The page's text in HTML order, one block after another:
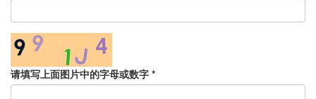
请填写上面图片中的字母或数字 *